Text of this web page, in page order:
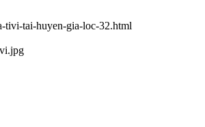
tivi-tai-huyen-gia-loc-32.html